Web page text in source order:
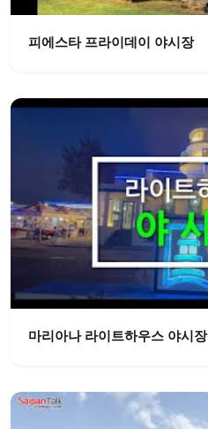
피에스타 프라이데이 야시장
마리아나 라이트하우스 야시장